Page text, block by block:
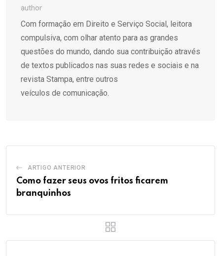
author
Com formação em Direito e Serviço Social, leitora
compulsiva, com olhar atento para as grandes
questões do mundo, dando sua contribuição através
de textos publicados nas suas redes e sociais e na
revista Stampa, entre outros
veículos de comunicação.
ARTIGO ANTERIOR
Como fazer seus ovos fritos ficarem
branquinhos